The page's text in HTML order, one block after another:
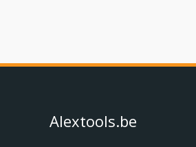
Alextools.be